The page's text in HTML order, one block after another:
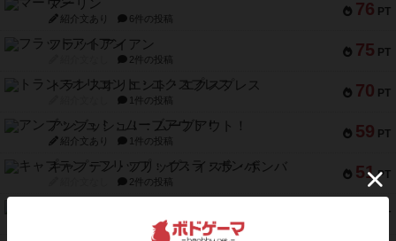
76 PT
マーリン
紹介文あり 6件の投稿
75 PT
フラットアイアン
2件の投稿
70 PT
トランスオリエント・エクスプレス
1件の投稿
59 PT
アンブッシュ！：ムーブアウト！
紹介文あり 1件の投稿
51 PT
キャプテン・フリップ：イスラ・ボンバ
2件の投稿
PT
1件の投稿